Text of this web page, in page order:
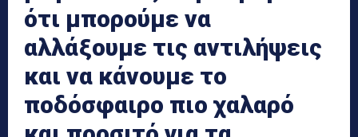
ότι μπορούμε να
αλλάξουμε τις αντιλήψεις
και να κάνουμε το
ποδόσφαιρο πιο χαλαρό